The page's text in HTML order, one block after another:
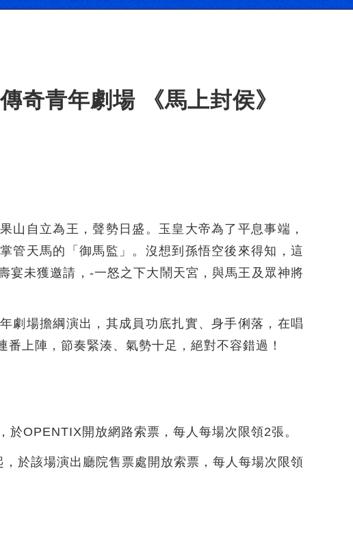
奇青年劇場 《馬上封侯》
山自立為王，聲勢日盛。玉皇大帝為了平息事端，
管天馬的「御馬監」。沒想到孫悟空後來得知，這
宴未獲邀請，-一怒之下大鬧天宮，與馬王及眾神將
劇場擔綱演出，其成員功底扎實、身手俐落，在唱
上陣，節奏緊湊、氣勢十足，絕對不容錯過！
OPENTIX開放網路索票，每人每場次限領2張。
於該場演出廳院售票處開放索票，每人每場次限領